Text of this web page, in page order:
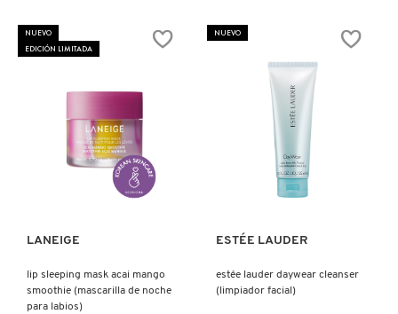
RICE
FOAMING
DEEP
NUEVO
EDICIÓN LIMITADA
Ver más
LANEIGE
lip sleeping mask acai mango
smoothie (mascarilla de noche
para labios)
NUEVO
Ver más
ESTÉE LAUDER
estée lauder daywear cleanser
(limpiador facial)